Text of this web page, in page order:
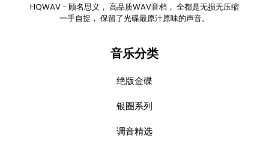
HQWAV - 顾名思义， 高品质WAV音档， 全都是无损无压缩
一手自捉， 保留了光碟最原汁原味的声音。
音乐分类
绝版金碟
银圈系列
调音精选